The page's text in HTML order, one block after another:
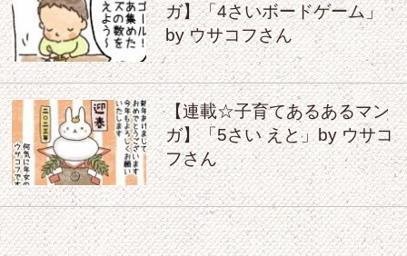
ガ】「4さいボードゲーム」
by ウサコフさん
【連載☆子育てあるあるマン
ガ】「5さい えと」by ウサコ
フさん